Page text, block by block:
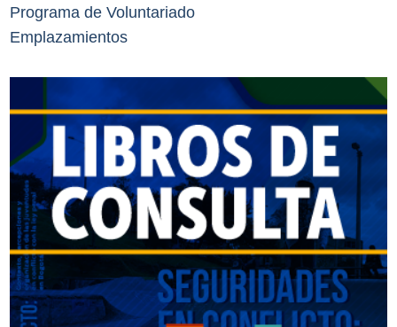
Programa de Voluntariado
Emplazamientos